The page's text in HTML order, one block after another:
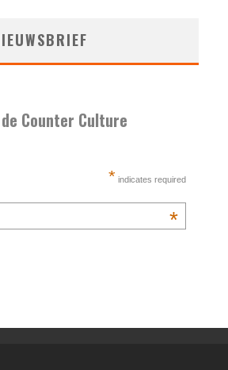
Counter Culture
* indicates required
*